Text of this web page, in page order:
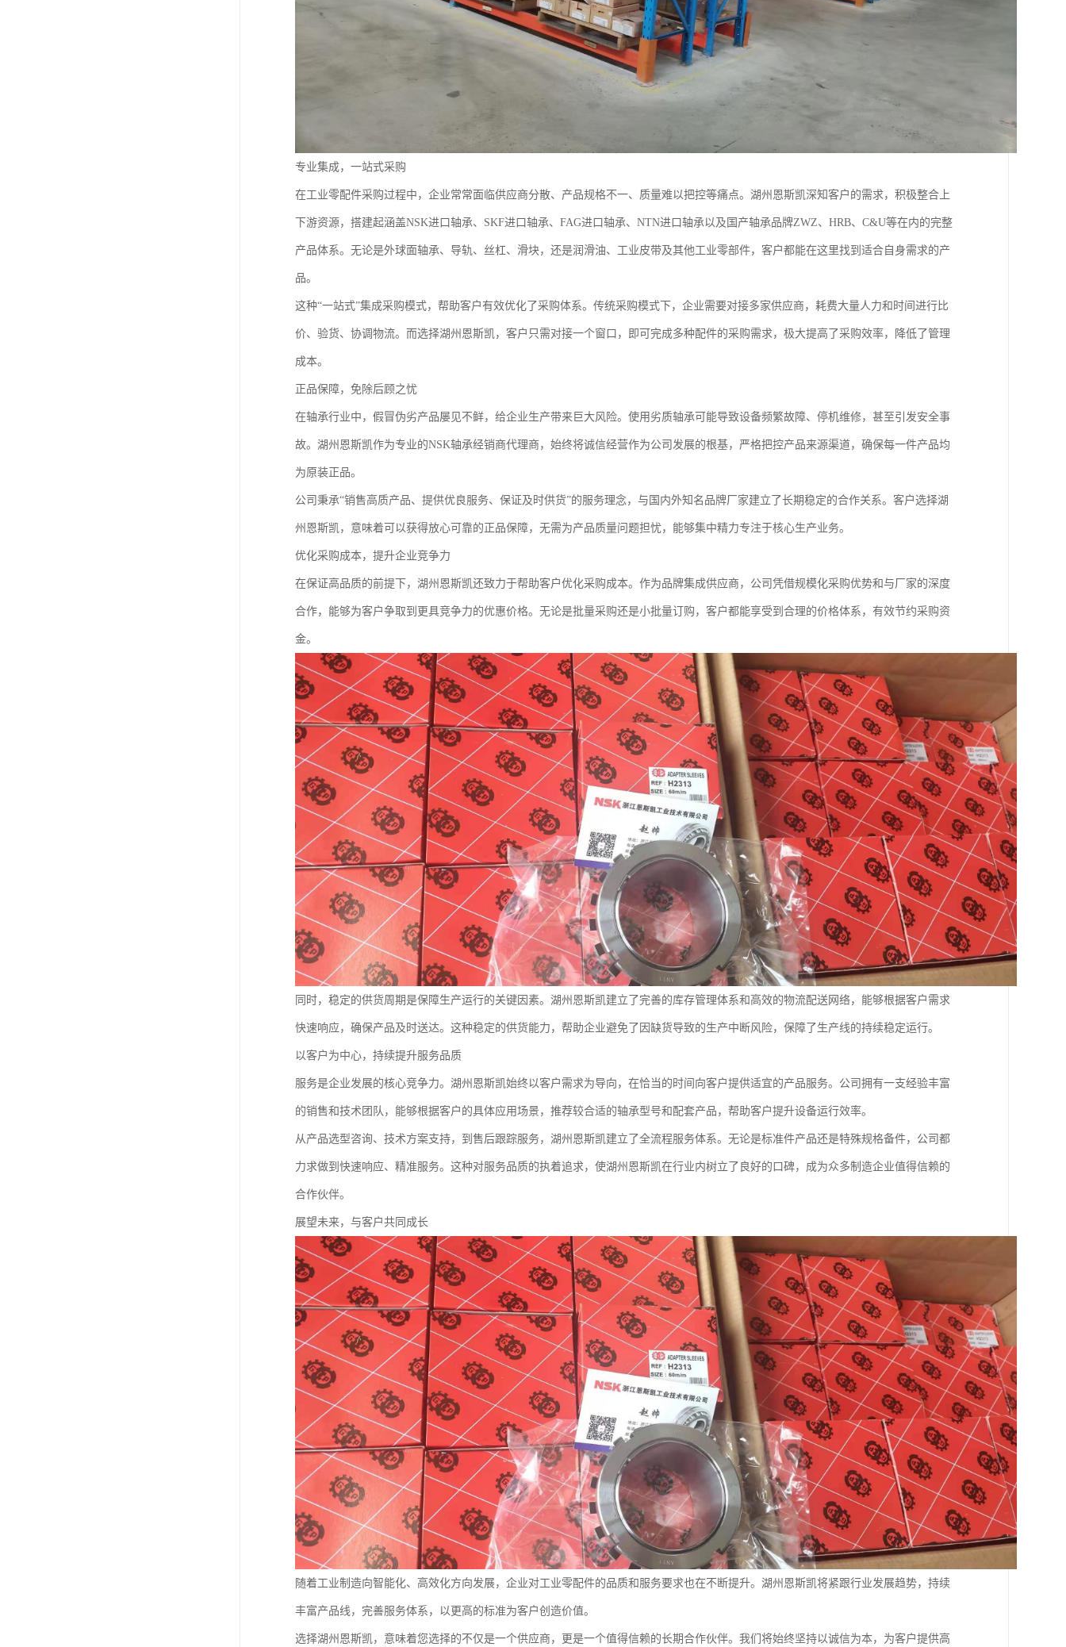
专业集成，一站式采购
在工业零配件采购过程中，企业常常面临供应商分散、产品规格不一、质量难以把控等痛点。湖州恩斯凯深知客户的需求，积极整合上
下游资源，搭建起涵盖NSK进口轴承、SKF进口轴承、FAG进口轴承、NTN进口轴承以及国产轴承品牌ZWZ、HRB、C&U等在内的完整
产品体系。无论是外球面轴承、导轨、丝杠、滑块，还是润滑油、工业皮带及其他工业零部件，客户都能在这里找到适合自身需求的产
品。
这种“一站式”集成采购模式，帮助客户有效优化了采购体系。传统采购模式下，企业需要对接多家供应商，耗费大量人力和时间进行比
价、验货、协调物流。而选择湖州恩斯凯，客户只需对接一个窗口，即可完成多种配件的采购需求，极大提高了采购效率，降低了管理
成本。
正品保障，免除后顾之忧
在轴承行业中，假冒伪劣产品屡见不鲜，给企业生产带来巨大风险。使用劣质轴承可能导致设备频繁故障、停机维修，甚至引发安全事
故。湖州恩斯凯作为专业的NSK轴承经销商代理商，始终将诚信经营作为公司发展的根基，严格把控产品来源渠道，确保每一件产品均
为原装正品。
公司秉承“销售高质产品、提供优良服务、保证及时供货”的服务理念，与国内外知名品牌厂家建立了长期稳定的合作关系。客户选择湖
州恩斯凯，意味着可以获得放心可靠的正品保障，无需为产品质量问题担忧，能够集中精力专注于核心生产业务。
优化采购成本，提升企业竞争力
在保证高品质的前提下，湖州恩斯凯还致力于帮助客户优化采购成本。作为品牌集成供应商，公司凭借规模化采购优势和与厂家的深度
合作，能够为客户争取到更具竞争力的优惠价格。无论是批量采购还是小批量订购，客户都能享受到合理的价格体系，有效节约采购资
金。
同时，稳定的供货周期是保障生产运行的关键因素。湖州恩斯凯建立了完善的库存管理体系和高效的物流配送网络，能够根据客户需求
快速响应，确保产品及时送达。这种稳定的供货能力，帮助企业避免了因缺货导致的生产中断风险，保障了生产线的持续稳定运行。
以客户为中心，持续提升服务品质
服务是企业发展的核心竞争力。湖州恩斯凯始终以客户需求为导向，在恰当的时间向客户提供适宜的产品服务。公司拥有一支经验丰富
的销售和技术团队，能够根据客户的具体应用场景，推荐较合适的轴承型号和配套产品，帮助客户提升设备运行效率。
从产品选型咨询、技术方案支持，到售后跟踪服务，湖州恩斯凯建立了全流程服务体系。无论是标准件产品还是特殊规格备件，公司都
力求做到快速响应、精准服务。这种对服务品质的执着追求，使湖州恩斯凯在行业内树立了良好的口碑，成为众多制造企业值得信赖的
合作伙伴。
展望未来，与客户共同成长
随着工业制造向智能化、高效化方向发展，企业对工业零配件的品质和服务要求也在不断提升。湖州恩斯凯将紧跟行业发展趋势，持续
丰富产品线，完善服务体系，以更高的标准为客户创造价值。
选择湖州恩斯凯，意味着您选择的不仅是一个供应商，更是一个值得信赖的长期合作伙伴。我们将始终坚持以诚信为本，为客户提供高